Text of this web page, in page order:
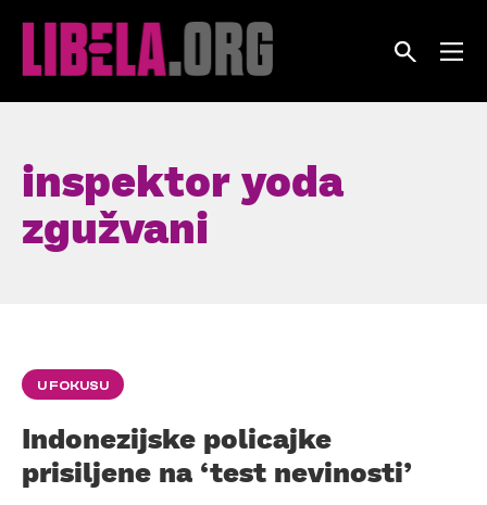
inspektor yoda
zgužvani
U FOKUSU
Indonezijske policajke
prisiljene na ‘test nevinosti’